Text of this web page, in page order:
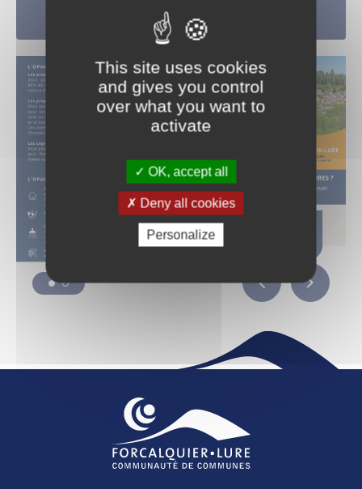
This site uses cookies
and gives you control
over what you want to
activate
OK, accept all
Deny all cookies
Personalize